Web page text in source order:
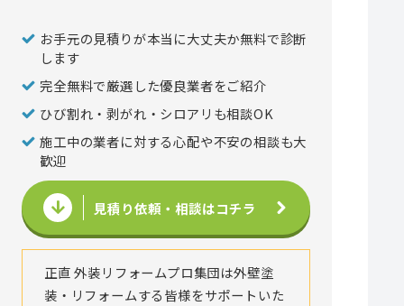
お手元の見積りが本当に大丈夫か無料で診断
します
完全無料で厳選した優良業者をご紹介
ひび割れ・剥がれ・シロアリも相談OK
施工中の業者に対する心配や不安の相談も大
歓迎
見積り依頼・相談はコチラ
正直 外装リフォームプロ集団は外壁塗
装・リフォームする皆様をサポートいた